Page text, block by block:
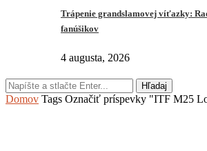
Trápenie grandslamovej víťazky:
fanúšikov
4 augusta, 2026
Hľadaj
Domov Tags Označiť príspevky "ITF M25